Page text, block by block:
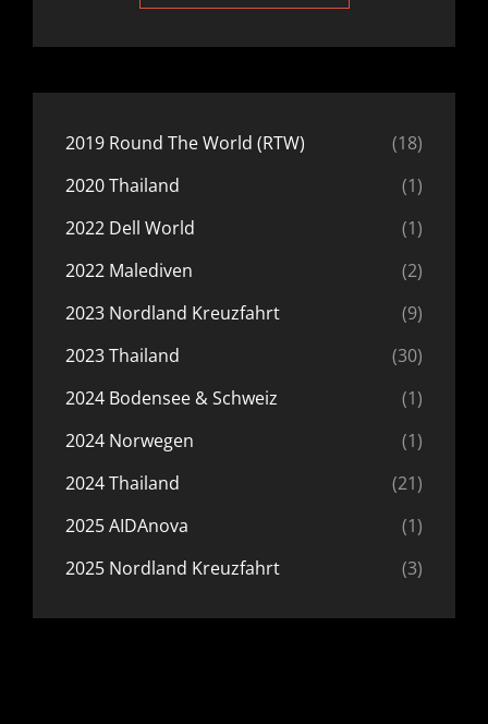
2019 Round The World (RTW)
(18)
2020 Thailand
(1)
2022 Dell World
(1)
2022 Malediven
(2)
2023 Nordland Kreuzfahrt
(9)
2023 Thailand
(30)
2024 Bodensee & Schweiz
(1)
2024 Norwegen
(1)
2024 Thailand
(21)
2025 AIDAnova
(1)
2025 Nordland Kreuzfahrt
(3)